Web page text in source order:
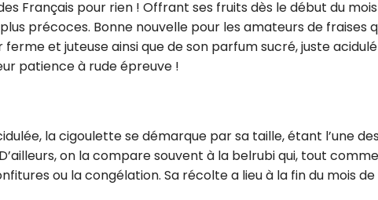
Français pour rien ! Offrant ses fruits dès le début du
précoces. Bonne nouvelle pour les amateurs de fraises
et juteuse ainsi que de son parfum sucré, juste acidulé
patience à rude épreuve !
la cigoulette se démarque par sa taille, étant l’une des
on la compare souvent à la belrubi qui, tout
ou la congélation. Sa récolte a lieu à la fin du mois